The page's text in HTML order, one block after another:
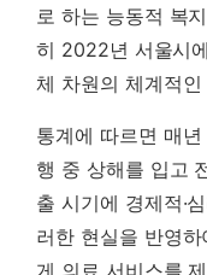
로 하는 능동적 복
히 2022년 서울시
체 차원의 체계적
통계에 따르면 매
행 중 상해를 입고
출 시기에 경제적·
러한 현실을 반영
게 의료 서비스를